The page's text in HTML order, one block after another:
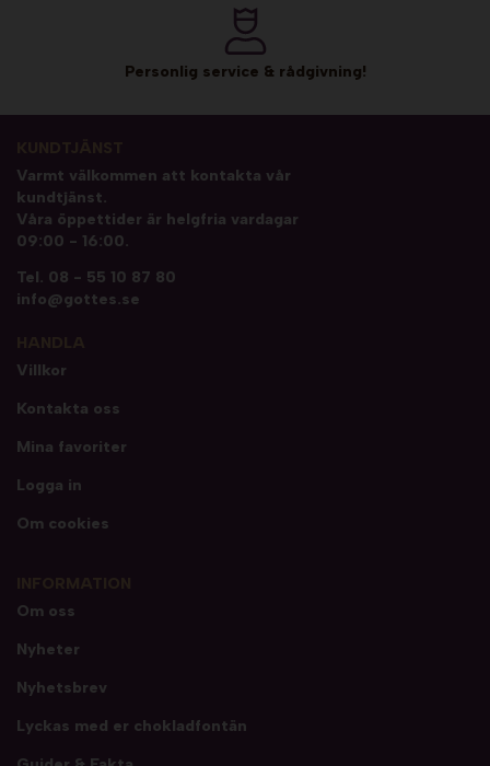
Personlig service & rådgivning!
Varmt välkommen att kontakta vår
kundtjänst.
Våra öppettider är helgfria vardagar
09:00 - 16:00.
Tel. 08 - 55 10 87 80
info@gottes.se
Villkor
Kontakta oss
Mina favoriter
Logga in
Om cookies
Om oss
Nyheter
Nyhetsbrev
Lyckas med er chokladfontän